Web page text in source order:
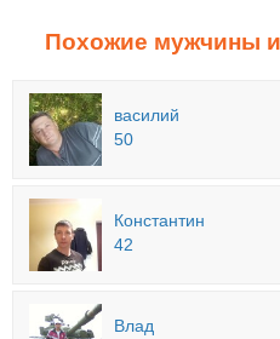
Похожие мужчины
василий
50
Константин
42
Влад